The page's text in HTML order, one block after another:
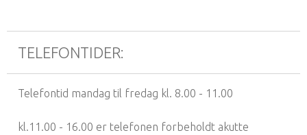
TELEFONTIDER:
Telefontid mandag til fredag kl. 8.00 - 11.00
kl.11.00 - 16.00 er telefonen forbeholdt akutte